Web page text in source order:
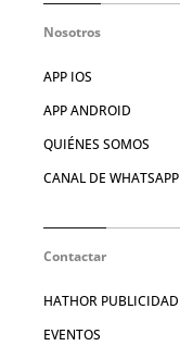
Nosotros
APP IOS
APP ANDROID
QUIÉNES SOMOS
CANAL DE WHATSAPP
Contactar
HATHOR PUBLICIDAD
EVENTOS